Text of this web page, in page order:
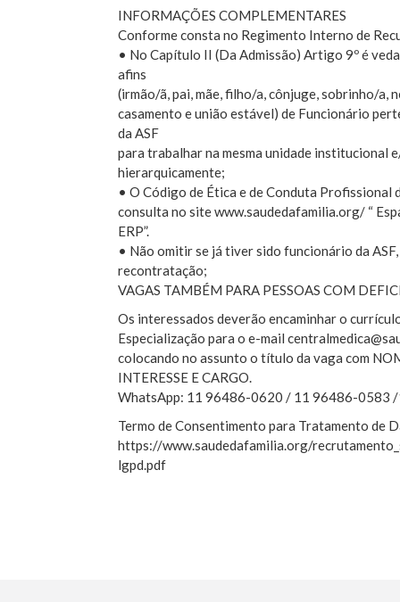
INFORMAÇÕES COMPLEMENTARES
Conforme consta no Regimento Interno de
• No Capítulo II (Da Admissão) Artigo 9º é
afins
(irmão/ã, pai, mãe, filho/a, cônjuge, sobrinho/a,
casamento e união estável) de Funcionário
da ASF
para trabalhar na mesma unidade institucional
hierarquicamente;
• O Código de Ética e de Conduta Profissional
consulta no site www.saudedafamilia.org/ “
ERP”.
• Não omitir se já tiver sido funcionário da
recontratação;
VAGAS TAMBÉM PARA PESSOAS COM
Os interessados deverão encaminhar o
Especialização para o e-mail
colocando no assunto o título da vaga com
INTERESSE E CARGO.
WhatsApp: 11 96486-0620 / 11 96486-0583
Termo de Consentimento para Tratamento de
https://www.saudedafamilia.org/
lgpd.pdf